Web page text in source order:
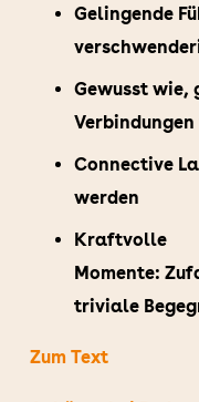
Gelingende
Gewusst wie,
Connective
werden
Kraftvolle
Momente:
triviale
Zum Text